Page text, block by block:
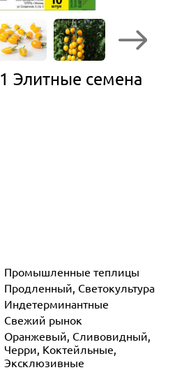
Элитные семена
Промышленные теплицы
Продленный, Светокультура
Индетер­минантные
Свежий рынок
Оранжевый, Сливовидный,
Черри, Коктейльные,
Эксклюзивные